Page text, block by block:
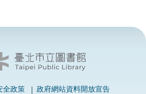
全政策 政府網站資料開放宣告